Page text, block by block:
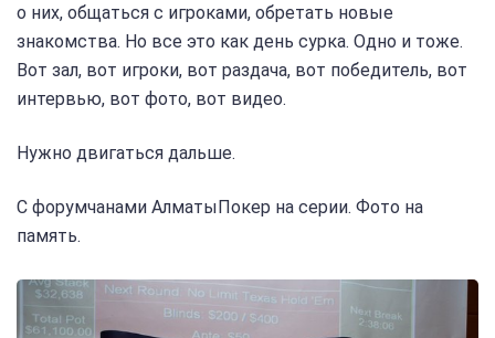
о них, общаться с игроками, обретать новые
знакомства. Но все это как день сурка. Одно и тоже.
Вот зал, вот игроки, вот раздача, вот победитель, вот
интервью, вот фото, вот видео.
Нужно двигаться дальше.
С форумчанами АлматыПокер на серии. Фото на
память.